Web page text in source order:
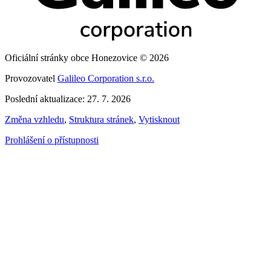
Oficiální stránky obce Honezovice © 2026
Provozovatel Galileo Corporation s.r.o.
Poslední aktualizace: 27. 7. 2026
Změna vzhledu, Struktura stránek, Vytisknout
Prohlášení o přístupnosti